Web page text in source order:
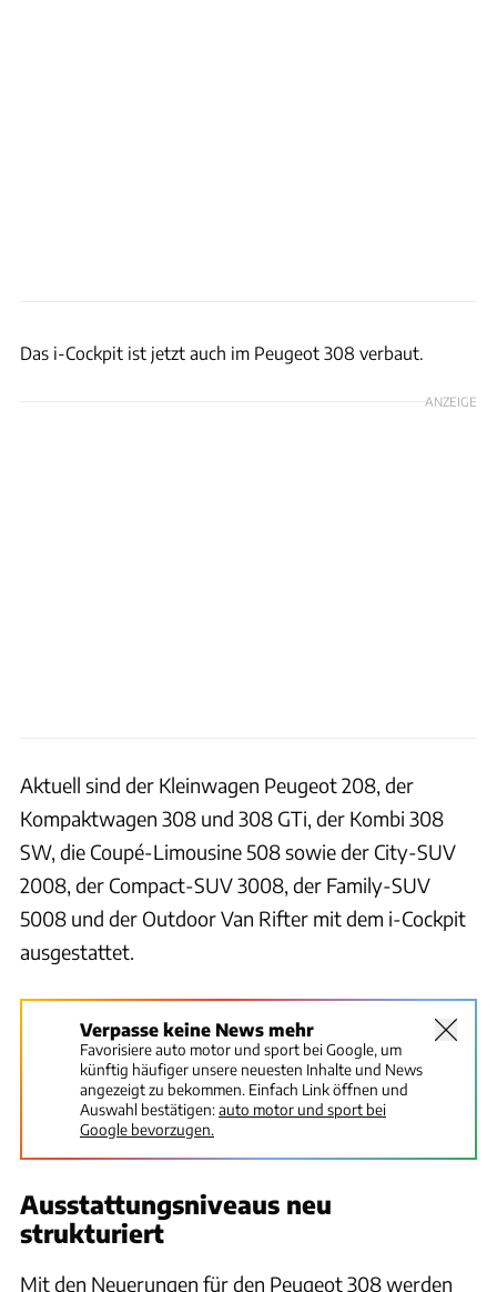
Das i-Cockpit ist jetzt auch im Peugeot 308 verbaut.
ANZEIGE
Aktuell sind der Kleinwagen Peugeot 208, der
Kompaktwagen 308 und 308 GTi, der Kombi 308
SW, die Coupé-Limousine 508 sowie der City-SUV
2008, der Compact-SUV 3008, der Family-SUV
5008 und der Outdoor Van Rifter mit dem i-Cockpit
ausgestattet.
Verpasse keine News mehr
Favorisiere auto motor und sport bei Google, um
künftig häufiger unsere neuesten Inhalte und News
angezeigt zu bekommen. Einfach Link öffnen und
Auswahl bestätigen:auto motor und sport bei
Google bevorzugen.
Ausstattungsniveaus neu
strukturiert
Mit den Neuerungen für den Peugeot 308 werden